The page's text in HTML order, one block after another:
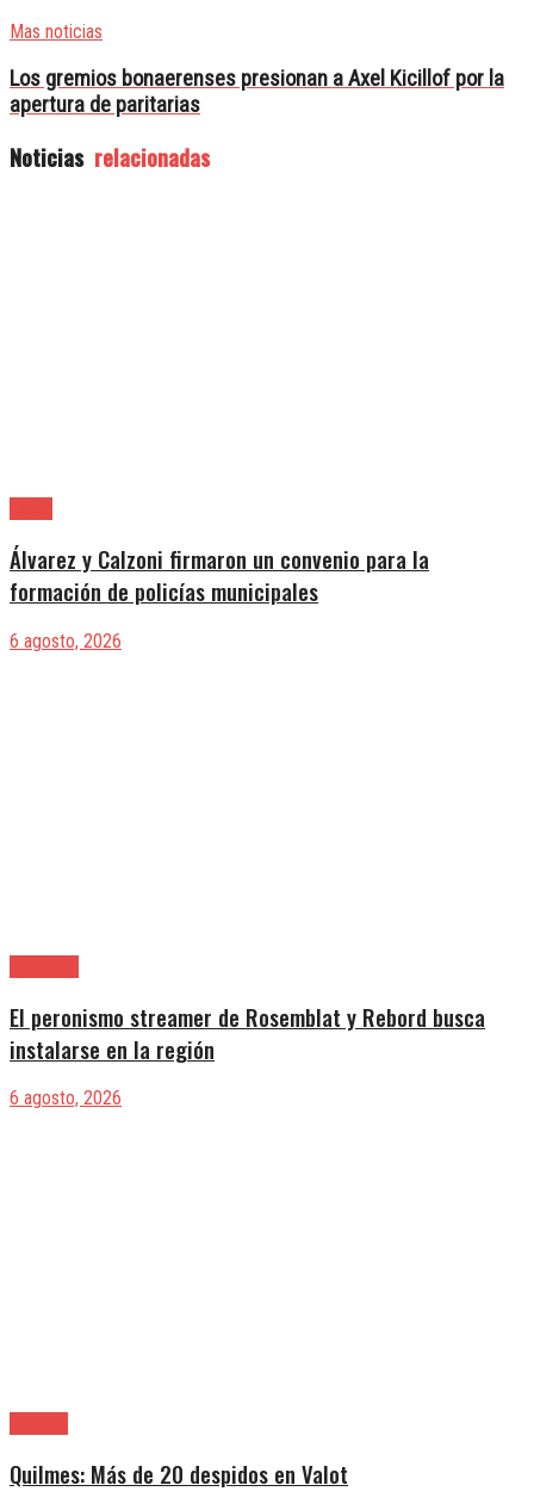
Mas noticias
Los gremios bonaerenses presionan a Axel Kicillof por la
apertura de paritarias
Noticias relacionadas
Álvarez y Calzoni firmaron un convenio para la
formación de policías municipales
6 agosto, 2026
El peronismo streamer de Rosemblat y Rebord busca
instalarse en la región
6 agosto, 2026
Quilmes: Más de 20 despidos en Valot